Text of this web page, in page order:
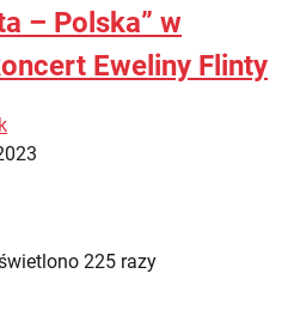
– Polska” w
Eweliny Flinty
225 razy